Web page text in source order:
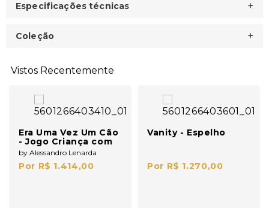
Especificações técnicas
Coleção
Vistos Recentemente
Era Uma Vez Um Cão
- Jogo Criança com
Livro em Português
by Alessandro Lenarda
Por R$ 1.414,00
Vanity - Espelho
Por R$ 1.270,00